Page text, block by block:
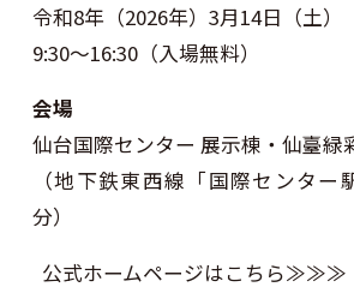
令和8年（2026年）3月14日（土）
9:30〜16:30（入場無料）
会場
仙台国際センター 展示棟・仙臺緑
（地下鉄東西線「国際センター
分）
公式ホームページはこちら≫≫≫